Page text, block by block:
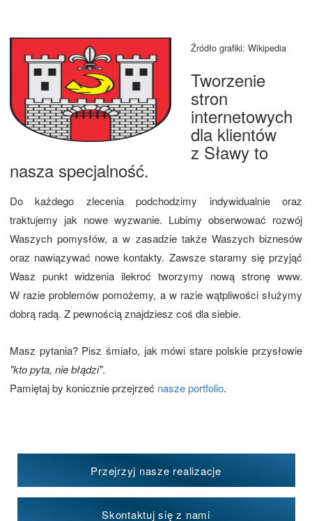
Źródło grafiki: Wikipedia
Tworzenie
stron
internetowych
dla klientów
z Sławy to
nasza specjalność.
Do każdego zlecenia podchodzimy indywidualnie oraz
traktujemy jak nowe wyzwanie. Lubimy obserwować rozwój
Waszych pomysłów, a w zasadzie także Waszych biznesów
oraz nawiązywać nowe kontakty. Zawsze staramy się przyjąć
Wasz punkt widzenia ilekroć tworzymy nową stronę www.
W razie problemów pomożemy, a w razie wątpliwości służymy
dobrą radą. Z pewnością znajdziesz coś dla siebie.
Masz pytania? Pisz śmiało, jak mówi stare polskie przysłowie
"kto pyta, nie błądzi".
Pamiętaj by konicznie przejrzeć nasze portfolio.
Przejrzyj nasze realizacje
Skontaktuj się z nami